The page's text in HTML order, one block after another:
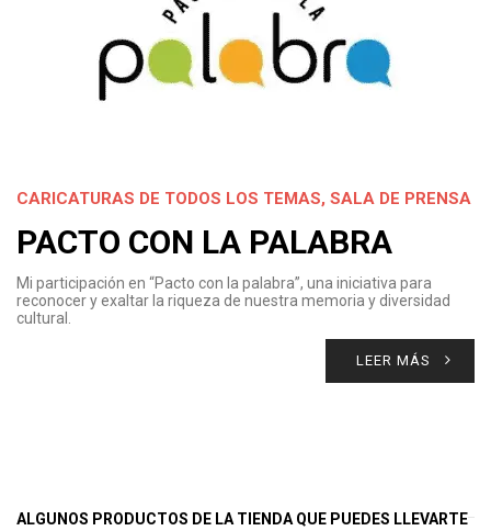
CARICATURAS DE TODOS LOS TEMAS, SALA DE PRENSA
PACTO CON LA PALABRA
Mi participación en “Pacto con la palabra”, una iniciativa para
reconocer y exaltar la riqueza de nuestra memoria y diversidad
cultural.
LEER MÁS
ALGUNOS PRODUCTOS DE LA TIENDA QUE PUEDES LLEVARTE